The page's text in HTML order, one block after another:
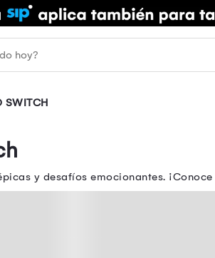
SWITCH
y desafíos emocionantes.